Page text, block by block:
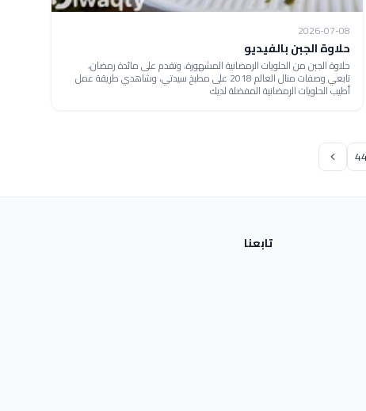
2026-07-08
حلاوة الجبن بالفيديو
حلاوة الجبن من الحلويات الرمضانية المشهورة، وتقدم على مائدة رمضان،
تابعي وصفات منال العالم 2018 على مطبخ سيدتي، وشاهدي طريقة عمل
أطيب الحلويات الرمضانية المفضلة لديك
تابعنا